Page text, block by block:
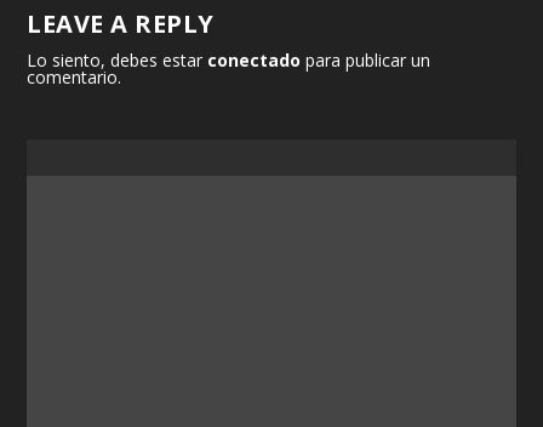
LEAVE A REPLY
Lo siento, debes estar conectado para publicar un
comentario.